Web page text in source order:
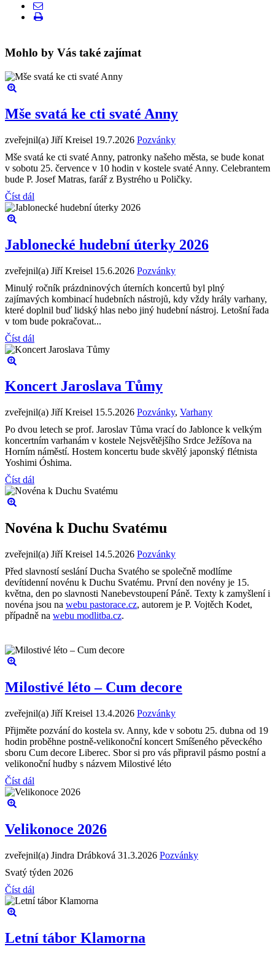
Mohlo by Vás také zajímat
Mše svatá ke cti svaté Anny
zveřejnil(a) Jiří Kreisel 19.7.2026 Pozvánky
Mše svatá ke cti svaté Anny, patronky našeho města, se bude konat
v sobotu 25. července v 10 hodin v kostele svaté Anny. Celebrantem
bude P. Josef Matras, farář z Bystrého u Poličky.
Číst dál
Jablonecké hudební úterky 2026
zveřejnil(a) Jiří Kreisel 15.6.2026 Pozvánky
Minulý ročník prázdninových úterních koncertů byl plný
zajímavých kombinací hudebních nástrojů, kdy vždy hrály varhany,
které doplnil buď lidský hlas nebo jiný hudební nástroj. Letošní řada
v tom bude pokračovat...
Číst dál
Koncert Jaroslava Tůmy
zveřejnil(a) Jiří Kreisel 15.5.2026 Pozvánky, Varhany
Po dvou letech se prof. Jaroslav Tůma vrací do Jablonce k velkým
koncertním varhanám v kostele Nejsvětějšího Srdce Ježíšova na
Horním náměstí. Hostem koncertu bude skvělý japonský flétnista
Yoshimi Óshima.
Číst dál
Novéna k Duchu Svatému
zveřejnil(a) Jiří Kreisel 14.5.2026 Pozvánky
Před slavností seslání Ducha Svatého se společně modlíme
devítidenní novénu k Duchu Svatému. První den novény je 15.
května, den po slavnosti Nanebevstoupení Páně. Texty k zamyšlení i
novéna jsou na webu pastorace.cz, autorem je P. Vojtěch Kodet,
případně na webu modlitba.cz.
Milostivé léto – Cum decore
zveřejnil(a) Jiří Kreisel 13.4.2026 Pozvánky
Přijměte pozvání do kostela sv. Anny, kde v sobotu 25. dubna od 19
hodin proběhne postně-velikonoční koncert Smíšeného pěveckého
sboru Cum decore Liberec. Sbor si pro vás připravil pásmo postní a
velikonoční hudby s názvem Milostivé léto
Číst dál
Velikonoce 2026
zveřejnil(a) Jindra Drábková 31.3.2026 Pozvánky
Svatý týden 2026
Číst dál
Letní tábor Klamorna